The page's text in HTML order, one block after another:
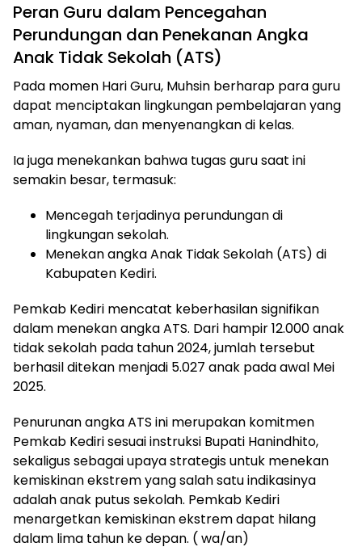
​Peran Guru dalam Pencegahan
Perundungan dan Penekanan Angka
Anak Tidak Sekolah (ATS)
​Pada momen Hari Guru, Muhsin berharap para guru
dapat menciptakan lingkungan pembelajaran yang
aman, nyaman, dan menyenangkan di kelas.
​Ia juga menekankan bahwa tugas guru saat ini
semakin besar, termasuk:
​Mencegah terjadinya perundungan di
lingkungan sekolah.
​Menekan angka Anak Tidak Sekolah (ATS) di
Kabupaten Kediri.
​Pemkab Kediri mencatat keberhasilan signifikan
dalam menekan angka ATS. Dari hampir 12.000 anak
tidak sekolah pada tahun 2024, jumlah tersebut
berhasil ditekan menjadi 5.027 anak pada awal Mei
2025.
​Penurunan angka ATS ini merupakan komitmen
Pemkab Kediri sesuai instruksi Bupati Hanindhito,
sekaligus sebagai upaya strategis untuk menekan
kemiskinan ekstrem yang salah satu indikasinya
adalah anak putus sekolah. Pemkab Kediri
menargetkan kemiskinan ekstrem dapat hilang
dalam lima tahun ke depan. ( wa/an)